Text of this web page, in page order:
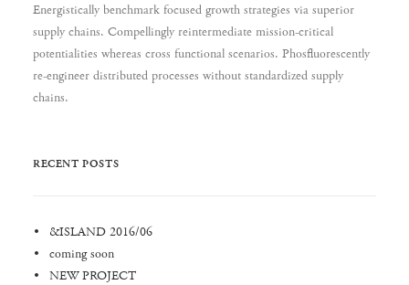
Energistically benchmark focused growth strategies via superior
supply chains. Compellingly reintermediate mission-critical
potentialities whereas cross functional scenarios. Phosfluorescently
re-engineer distributed processes without standardized supply
chains.
RECENT POSTS
&ISLAND 2016/06
coming soon
NEW PROJECT